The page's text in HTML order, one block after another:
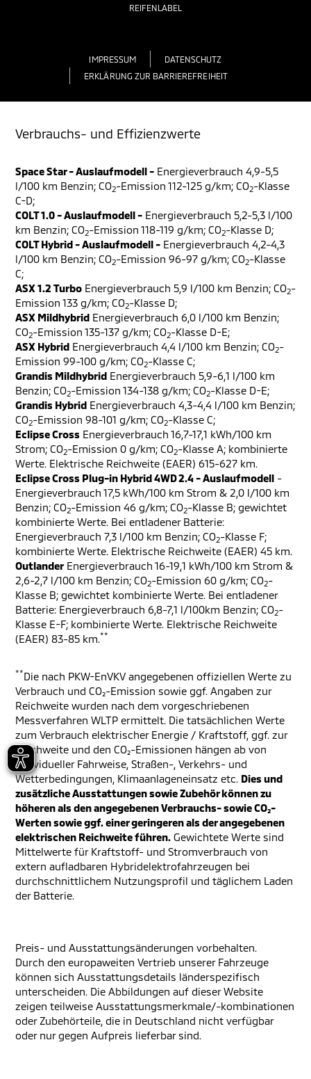
REIFENLABEL
IMPRESSUM
DATENSCHUTZ
ERKLÄRUNG ZUR BARRIEREFREIHEIT
Verbrauchs- und Effizienzwerte
Space Star - Auslaufmodell - Energieverbrauch 4,9-5,5
l/100 km Benzin; CO2-Emission 112-125 g/km; CO2-Klasse
C-D;
COLT 1.0 - Auslaufmodell - Energieverbrauch 5,2-5,3 l/100
km Benzin; CO2-Emission 118-119 g/km; CO2-Klasse D;
COLT Hybrid - Auslaufmodell - Energieverbrauch 4,2-4,3
l/100 km Benzin; CO2-Emission 96-97 g/km; CO2-Klasse
C;
ASX 1.2 Turbo Energieverbrauch 5,9 l/100 km Benzin; CO2-
Emission 133 g/km; CO2-Klasse D;
ASX Mildhybrid Energieverbrauch 6,0 l/100 km Benzin;
CO2-Emission 135-137 g/km; CO2-Klasse D-E;
ASX Hybrid Energieverbrauch 4,4 l/100 km Benzin; CO2-
Emission 99-100 g/km; CO2-Klasse C;
Grandis Mildhybrid Energieverbrauch 5,9-6,1 l/100 km
Benzin; CO2-Emission 134-138 g/km; CO2-Klasse D-E;
Grandis Hybrid Energieverbrauch 4,3-4,4 l/100 km Benzin;
CO2-Emission 98-101 g/km; CO2-Klasse C;
Eclipse Cross Energieverbrauch 16,7-17,1 kWh/100 km
Strom; CO2-Emission 0 g/km; CO2-Klasse A; kombinierte
Werte. Elektrische Reichweite (EAER) 615-627 km.
Eclipse Cross Plug-in Hybrid 4WD 2.4 - Auslaufmodell -
Energieverbrauch 17,5 kWh/100 km Strom & 2,0 l/100 km
Benzin; CO2-Emission 46 g/km; CO2-Klasse B; gewichtet
kombinierte Werte. Bei entladener Batterie:
Energieverbrauch 7,3 l/100 km Benzin; CO2-Klasse F;
kombinierte Werte. Elektrische Reichweite (EAER) 45 km.
Outlander Energieverbrauch 16-19,1 kWh/100 km Strom &
2,6-2,7 l/100 km Benzin; CO2-Emission 60 g/km; CO2-
Klasse B; gewichtet kombinierte Werte. Bei entladener
Batterie: Energieverbrauch 6,8-7,1 l/100km Benzin; CO2-
Klasse E-F; kombinierte Werte. Elektrische Reichweite
(EAER) 83-85 km.**
**Die nach PKW-EnVKV angegebenen offiziellen Werte zu
Verbrauch und CO₂-Emission sowie ggf. Angaben zur
Reichweite wurden nach dem vorgeschriebenen
Messverfahren WLTP ermittelt. Die tatsächlichen Werte
zum Verbrauch elektrischer Energie / Kraftstoff, ggf. zur
Reichweite und den CO₂-Emissionen hängen ab von
individueller Fahrweise, Straßen-, Verkehrs- und
Wetterbedingungen, Klimaanlageneinsatz etc. Dies und
zusätzliche Ausstattungen sowie Zubehör können zu
höheren als den angegebenen Verbrauchs- sowie CO₂-
Werten sowie ggf. einer geringeren als der angegebenen
elektrischen Reichweite führen. Gewichtete Werte sind
Mittelwerte für Kraftstoff- und Stromverbrauch von
extern aufladbaren Hybridelektrofahrzeugen bei
durchschnittlichem Nutzungsprofil und täglichem Laden
der Batterie.
Preis- und Ausstattungsänderungen vorbehalten.
Durch den europaweiten Vertrieb unserer Fahrzeuge
können sich Ausstattungsdetails länderspezifisch
unterscheiden. Die Abbildungen auf dieser Website
zeigen teilweise Ausstattungsmerkmale/-kombinationen
oder Zubehörteile, die in Deutschland nicht verfügbar
oder nur gegen Aufpreis lieferbar sind.